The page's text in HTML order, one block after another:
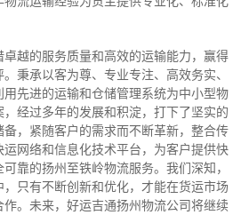
卓越的服务质量和高效的运输能力，赢得
秉承以客为尊、专业专注、高效务实、
先进的运输和仓储管理系统为中小型物
经过多年的发展和积淀，打下了坚实的
备，紧随客户的需求而不断革新，整合传
网络和信息化技术平台，为客户提供快
靠的扬州至铁岭物流服务。 我们深知，
只有不断创新和优化，才能在货运市场
。 未来，好运吉通扬州物流公司将继续